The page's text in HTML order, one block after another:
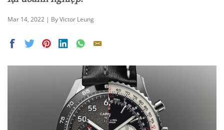
Mar 14, 2022 | By Victor Leung